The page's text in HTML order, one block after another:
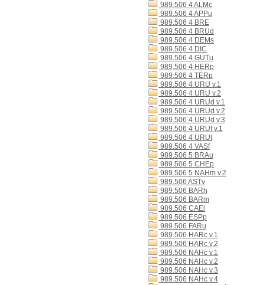
989.506 4 ALMc
989.506 4 APPu
989.506 4 BRE
989.506 4 BRUd
989.506 4 DEMs
989.506 4 DIC
989.506 4 GUTu
989.506 4 HERp
989.506 4 TERp
989.506 4 URU v.1
989.506 4 URU v.2
989.506 4 URUd v.1
989.506 4 URUd v.2
989.506 4 URUd v.3
989.506 4 URUf v.1
989.506 4 URUt
989.506 4 VASf
989.506 5 BRAu
989.506 5 CHEp
989.506 5 NAHm v.2
989.506 ASTv
989.506 BARh
989.506 BARm
989.506 CAEl
989.506 ESPp
989.506 FARu
989.506 HARc v.1
989.506 HARc v.2
989.506 NAHc v.1
989.506 NAHc v.2
989.506 NAHc v.3
989.506 NAHc v.4